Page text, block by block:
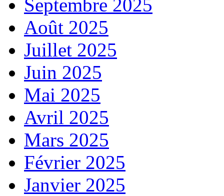
Septembre 2025
Août 2025
Juillet 2025
Juin 2025
Mai 2025
Avril 2025
Mars 2025
Février 2025
Janvier 2025